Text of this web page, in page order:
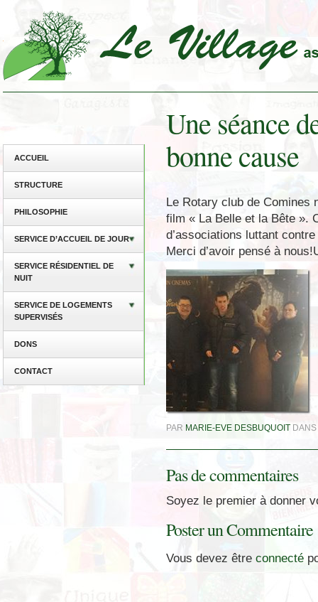
Une séance
bonne cause
ACCUEIL
STRUCTURE
PHILOSOPHIE
SERVICE D’ACCUEIL DE JOUR
SERVICE RÉSIDENTIEL DE
NUIT
SERVICE DE LOGEMENTS
SUPERVISÉS
DONS
CONTACT
Le Rotary club de Comines
film « La Belle et la Bête ».
d’associations luttant
Merci d’avoir pensé à
PAR MARIE-EVE DESBUQUOITDANS
Pas de commentaires
Soyez le premier à donner
Poster un Commentaire
Vous devez être connecté